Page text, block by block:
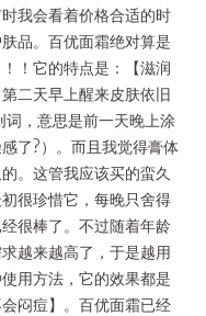
我会看着价格合适的时
品。百优面霜绝对算是
！它的特点是：【滋润
二天早上醒来皮肤依旧
，意思是前一天晚上涂
了?）。而且我觉得膏体
。这管我应该买的蛮久
很珍惜它，每晚只舍得
很棒了。不过随着年龄
越来越高了，于是越用
用方法，它的效果都是
闷痘】。百优面霜已经